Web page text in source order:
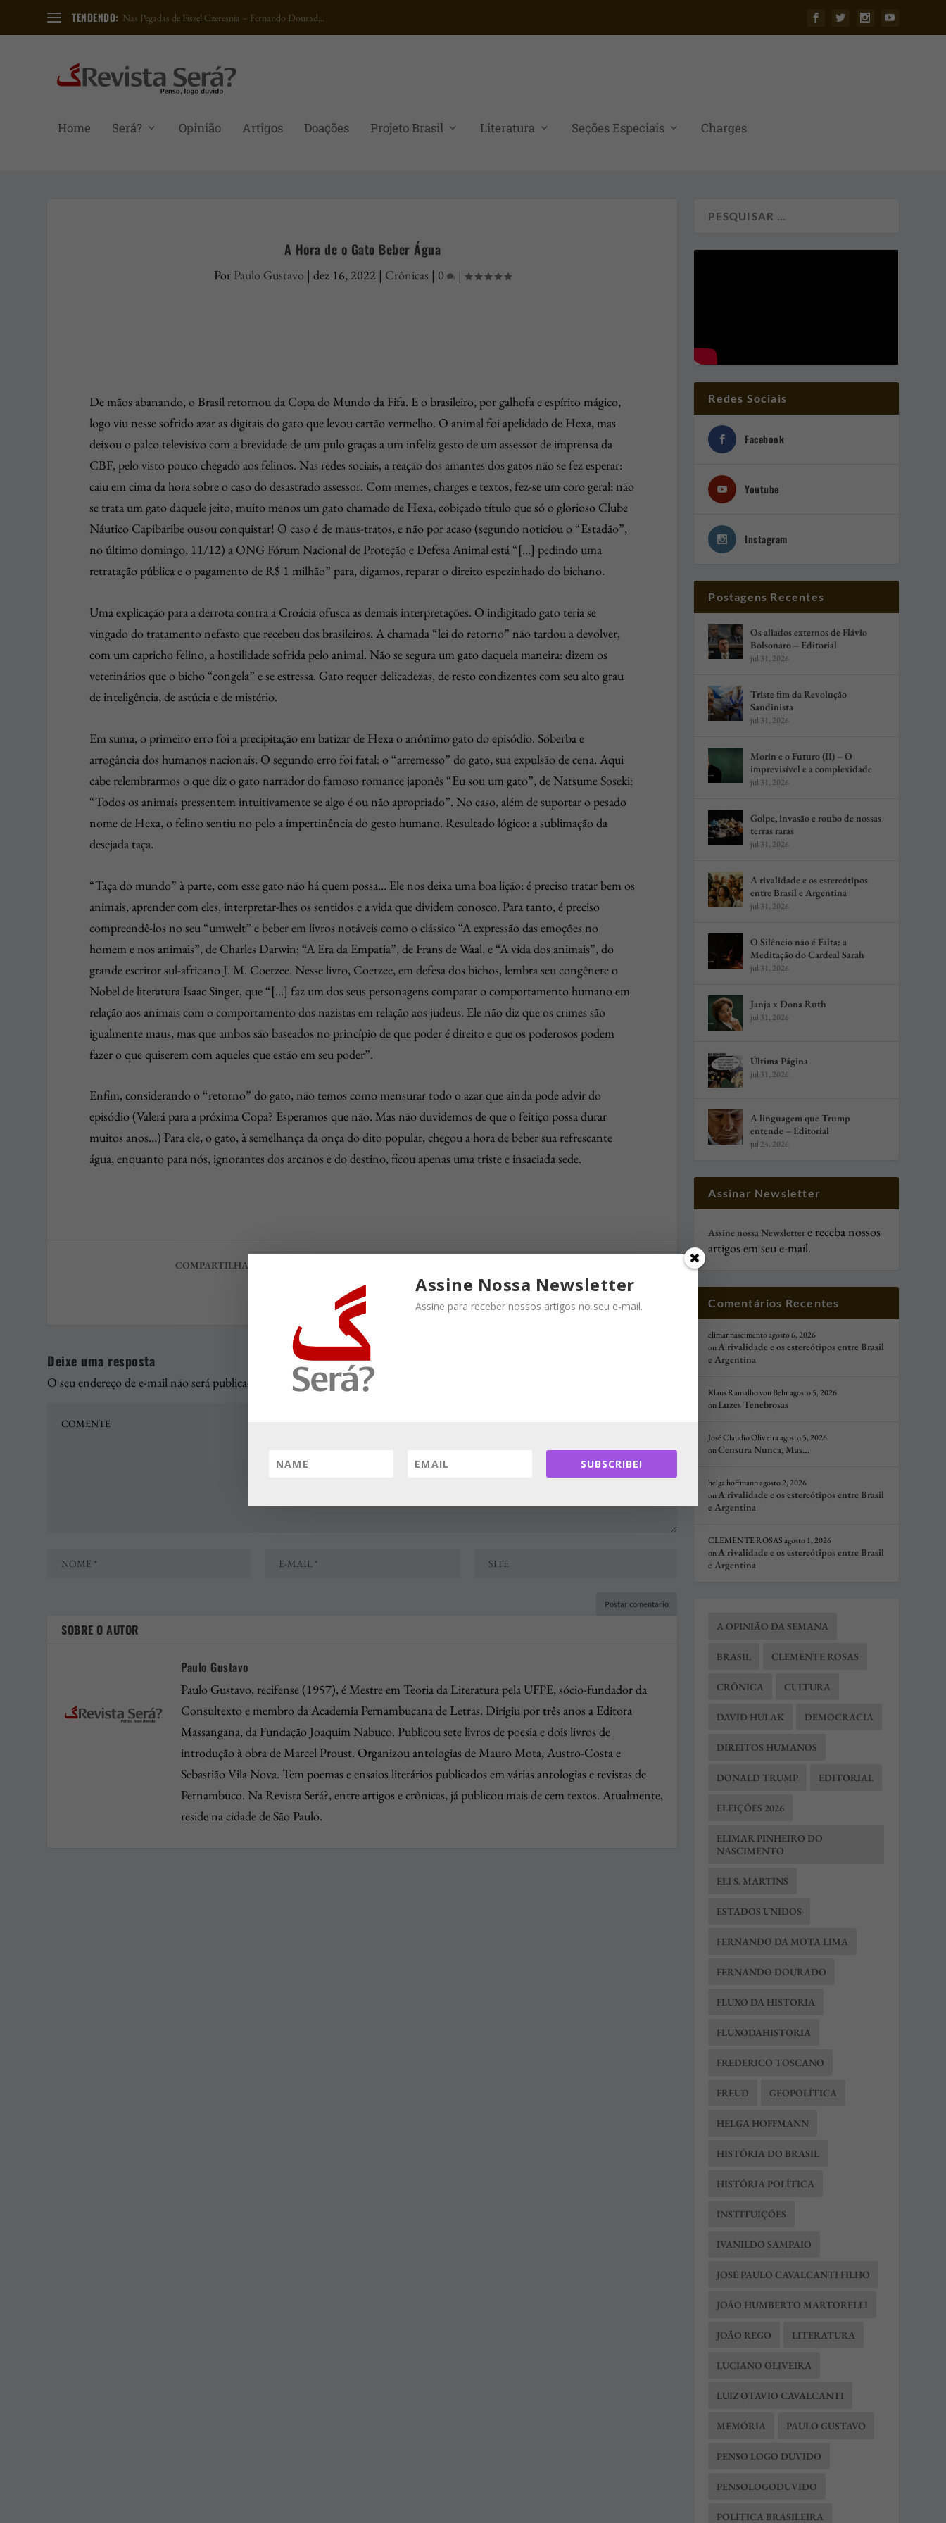
TENDENDO: Nas Pegadas de Fiszel Czeresnia – Fernando Dourad...
Home Será? Opinião Artigos Doações Projeto Brasil Literatura Seções Especiais Charges
A Hora de o Gato Beber Água
Por Paulo Gustavo | dez 16, 2022| Crônicas | 0 |
De mãos abanando, o Brasil retornou da Copa do Mundo da Fifa. E o brasileiro, por galhofa e espírito mágico,
logo viu nesse sofrido azar as digitais do gato que levou cartão vermelho. O animal foi apelidado de Hexa, mas
deixou o palco televisivo com a brevidade de um pulo graças a um infeliz gesto de um assessor de imprensa da
CBF, pelo visto pouco chegado aos felinos. Nas redes sociais, a reação dos amantes dos gatos não se fez esperar:
caiu em cima da hora sobre o caso do desastrado assessor. Com memes, charges e textos, fez-se um coro geral: não
se trata um gato daquele jeito, muito menos um gato chamado de Hexa, cobiçado título que só o glorioso Clube
Náutico Capibaribe ousou conquistar! O caso é de maus-tratos, e não por acaso (segundo noticiou o “Estadão”,
no último domingo, 11/12) a ONG Fórum Nacional de Proteção e Defesa Animal está “[…] pedindo uma
retratação pública e o pagamento de R$ 1 milhão” para, digamos, reparar o direito espezinhado do bichano.
Uma explicação para a derrota contra a Croácia ofusca as demais interpretações. O indigitado gato teria se
vingado do tratamento nefasto que recebeu dos brasileiros. A chamada “lei do retorno” não tardou a devolver,
com um capricho felino, a hostilidade sofrida pelo animal. Não se segura um gato daquela maneira: dizem os
veterinários que o bicho “congela” e se estressa. Gato requer delicadezas, de resto condizentes com seu alto grau
de inteligência, de astúcia e de mistério.
Em suma, o primeiro erro foi a precipitação em batizar de Hexa o anônimo gato do episódio. Soberba e
arrogância dos humanos nacionais. O segundo erro foi fatal: o “arremesso” do gato, sua expulsão de cena. Aqui
cabe relembrarmos o que diz o gato narrador do famoso romance japonês “Eu sou um gato”, de Natsume Soseki:
“Todos os animais pressentem intuitivamente se algo é ou não apropriado”. No caso, além de suportar o pesado
nome de Hexa, o felino sentiu no pelo a impertinência do gesto humano. Resultado lógico: a sublimação da
desejada taça.
“Taça do mundo” à parte, com esse gato não há quem possa… Ele nos deixa uma boa lição: é preciso tratar bem os
animais, aprender com eles, interpretar-lhes os sentidos e a vida que dividem conosco. Para tanto, é preciso
compreendê-los no seu “umwelt” e beber em livros notáveis como o clássico “A expressão das emoções no
homem e nos animais”, de Charles Darwin; “A Era da Empatia”, de Frans de Waal, e “A vida dos animais”, do
grande escritor sul-africano J. M. Coetzee. Nesse livro, Coetzee, em defesa dos bichos, lembra seu congênere o
Nobel de literatura Isaac Singer, que “[…] faz um dos seus personagens comparar o comportamento humano em
relação aos animais com o comportamento dos nazistas em relação aos judeus. Ele não diz que os crimes são
igualmente maus, mas que ambos são baseados no princípio de que poder é direito e que os poderosos podem
fazer o que quiserem com aqueles que estão em seu poder”.
Enfim, considerando o “retorno” do gato, não temos como mensurar todo o azar que ainda pode advir do
episódio (Valerá para a próxima Copa? Esperamos que não. Mas não duvidemos de que o feitiço possa durar
muitos anos…) Para ele, o gato, à semelhança da onça do dito popular, chegou a hora de beber sua refrescante
água, enquanto para nós, ignorantes dos arcanos e do destino, ficou apenas uma triste e insaciada sede.
COMPARTILHAR:
Deixe uma resposta
O seu endereço de e-mail não será publicado. Campos obrigatórios são marcados com
SOBRE O AUTOR
Paulo Gustavo
Paulo Gustavo, recifense (1957), é Mestre em Teoria da Literatura pela UFPE, sócio-fundador da
Consultexto e membro da Academia Pernambucana de Letras. Dirigiu por três anos a Editora
Massangana, da Fundação Joaquim Nabuco. Publicou sete livros de poesia e dois livros de
introdução à obra de Marcel Proust. Organizou antologias de Mauro Mota, Austro-Costa e
Sebastião Vila Nova. Tem poemas e ensaios literários publicados em várias antologias e revistas de
Pernambuco. Na Revista Será?, entre artigos e crônicas, já publicou mais de cem textos. Atualmente,
reside na cidade de São Paulo.
Redes Sociais
Facebook
Youtube
Instagram
Postagens Recentes
Os aliados externos de Flávio
Bolsonaro – Editorial
jul 31, 2026
Triste fim da Revolução
Sandinista
jul 31, 2026
Morin e o Futuro (II) – O
imprevisível e a complexidade
jul 31, 2026
Golpe, invasão e roubo de nossas
terras raras
jul 31, 2026
A rivalidade e os estereótipos
entre Brasil e Argentina
jul 31, 2026
O Silêncio não é Falta: a
Meditação do Cardeal Sarah
jul 31, 2026
Janja x Dona Ruth
jul 31, 2026
Última Página
jul 31, 2026
A linguagem que Trump
entende – Editorial
jul 24, 2026
Assinar Newsletter
Assine nossa Newslettere receba nossos
artigos em seu e-mail.
Comentários Recentes
elimar nascimentoagosto 6, 2026
onA rivalidade e os estereótipos entre Brasil
e Argentina
Klaus Ramalho von Behragosto 5, 2026
onLuzes Tenebrosas
José Claudio Oliv eiraagosto 5, 2026
onCensura Nunca, Mas…
helga hoffmannagosto 2, 2026
onA rivalidade e os estereótipos entre Brasil
e Argentina
CLEMENTE ROSAS agosto 1, 2026
onA rivalidade e os estereótipos entre Brasil
e Argentina
A OPINIÃO DA SEMANA
BRASIL CLEMENTE ROSAS
CRÔNICA CULTURA
DAVID HULAK DEMOCRACIA
DIREITOS HUMANOS
DONALD TRUMP EDITORIAL
ELEIÇÕES 2026
ELIMAR PINHEIRO DO
NASCIMENTO
ELI S. MARTINS
ESTADOS UNIDOS
FERNANDO DA MOTA LIMA
FERNANDO DOURADO
FLUXO DA HISTORIA
FLUXODAHISTORIA
FREDERICO TOSCANO
FREUD GEOPOLÍTICA
HELGA HOFFMANN
HISTÓRIA DO BRASIL
HISTÓRIA POLÍTICA
INSTITUIÇÕES
IVANILDO SAMPAIO
JOSÉ PAULO CAVALCANTI FILHO
JOÃO HUMBERTO MARTORELLI
JOÃO REGO LITERATURA
LUCIANO OLIVEIRA
LUIZ OTAVIO CAVALCANTI
MEMÓRIA PAULO GUSTAVO
PENSO LOGO DUVIDO
PENSOLOGODUVIDO
POLÍTICA BRASILEIRA
Assine Nossa Newsletter
Assine para receber nossos artigos no seu e-mail.
SUBSCRIBE!